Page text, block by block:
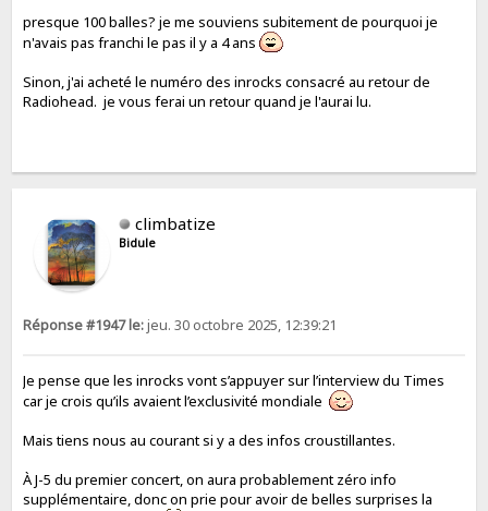
presque 100 balles? je me souviens subitement de pourquoi je
n'avais pas franchi le pas il y a 4 ans
Sinon, j'ai acheté le numéro des inrocks consacré au retour de
Radiohead. je vous ferai un retour quand je l'aurai lu.
climbatize
Bidule
Réponse #1947 le:jeu. 30 octobre 2025, 12:39:21
Je pense que les inrocks vont s’appuyer sur l’interview du Times
car je crois qu’ils avaient l’exclusivité mondiale
Mais tiens nous au courant si y a des infos croustillantes.
À J-5 du premier concert, on aura probablement zéro info
supplémentaire, donc on prie pour avoir de belles surprises la